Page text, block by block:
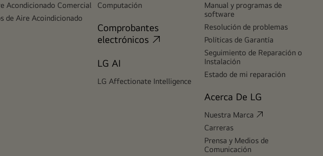
Acondicionado Comercial
de Aire Acoindicionado
Computación
Comprobantes
electrónicos
LG AI
LG Affectionate Intelligence
Manual y programas de
software
Resolución de problemas
Políticas de Garantía
Seguimiento de Reparación o
Instalación
Estado de mi reparación
Acerca De LG
Nuestra Marca
Carreras
Prensa y Medios de
Comunicación